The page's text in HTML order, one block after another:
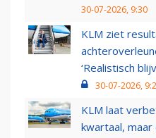
30-07-2026, 9:30
KLM ziet
‘Realistisch
30-07-2026,
KLM laat
kwartaal,